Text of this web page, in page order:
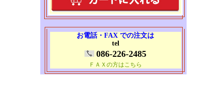
お電話・FAX での注文は
tel
086-226-2485
ＦＡＸの方はこちら